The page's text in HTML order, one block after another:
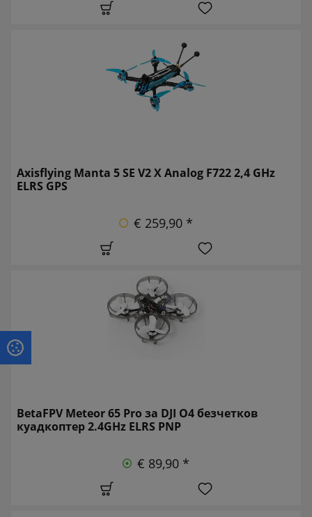
Axisflying Manta 5 SE V2 X Analog F722 2,4 GHz
ELRS GPS
€ 259,90 *
BetaFPV Meteor 65 Pro за DJI O4 безчетков
куадкоптер 2.4GHz ELRS PNP
€ 89,90 *